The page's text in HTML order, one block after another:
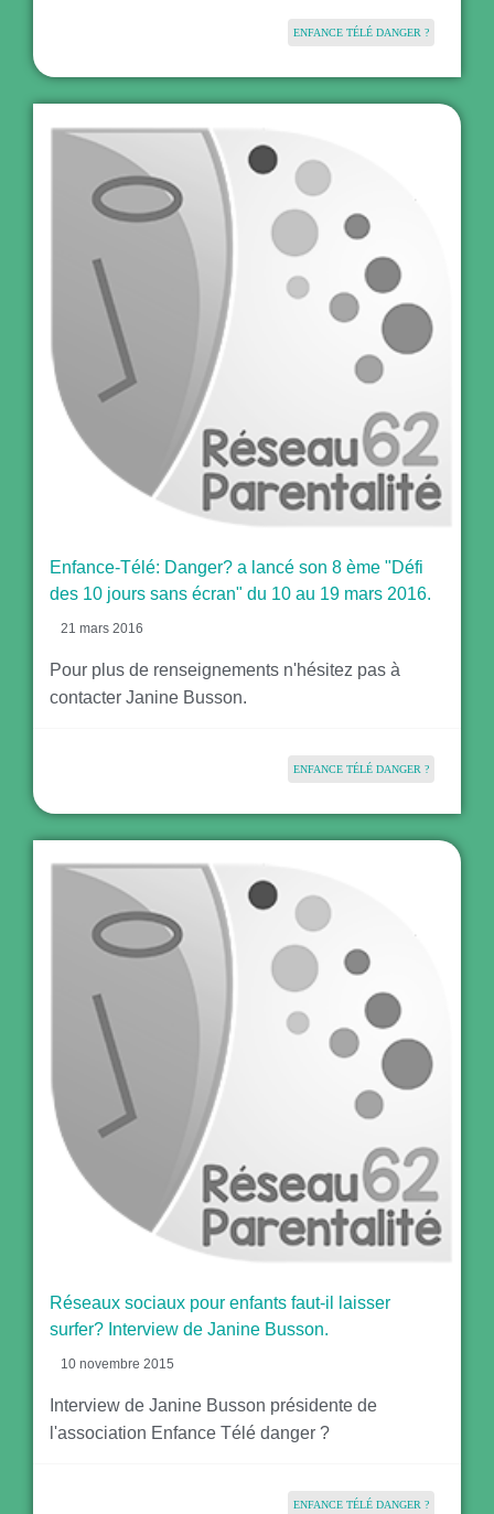
ENFANCE TÉLÉ DANGER ?
Enfance-Télé: Danger? a lancé son 8 ème "Défi
des 10 jours sans écran" du 10 au 19 mars 2016.
21 mars 2016
Pour plus de renseignements n'hésitez pas à
contacter Janine Busson.
ENFANCE TÉLÉ DANGER ?
Réseaux sociaux pour enfants faut-il laisser
surfer? Interview de Janine Busson.
10 novembre 2015
Interview de Janine Busson présidente de
l'association Enfance Télé danger ?
ENFANCE TÉLÉ DANGER ?